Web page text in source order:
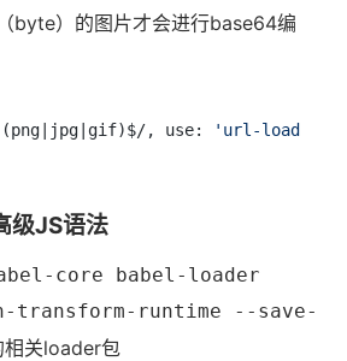
byte）的图片才会进行base64编
, use: 'url-
级JS语法
core babel-loader
transform-runtime --save-
关loader包